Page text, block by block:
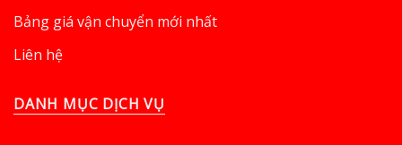
Bảng giá vận chuyển mới nhất
Liên hệ
DANH MỤC DỊCH VỤ